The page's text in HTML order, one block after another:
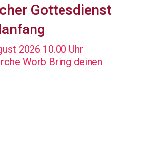
Gottesdienst
2026 10.00 Uhr
Bring deinen